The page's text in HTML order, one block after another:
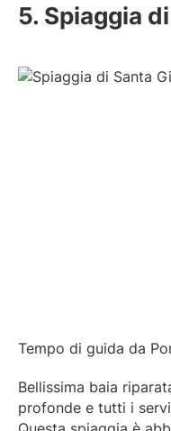
5. Spiaggia
Tempo di guida da
Bellissima baia
profonde e tutti i